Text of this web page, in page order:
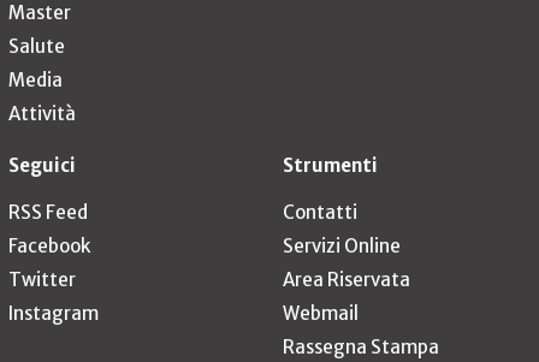
Master
Salute
Media
Attività
Seguici
RSS Feed
Facebook
Twitter
Instagram
Strumenti
Contatti
Servizi Online
Area Riservata
Webmail
Rassegna Stampa